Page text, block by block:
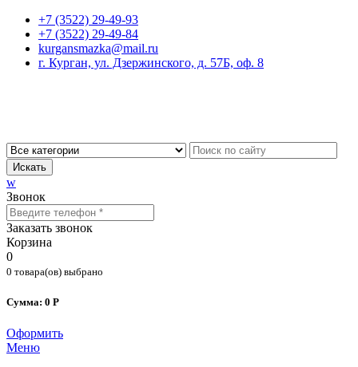
+7 (3522) 29-49-93
+7 (3522) 29-49-84
kurgansmazka@mail.ru
г. Курган, ул. Дзержинского, д. 57Б, оф. 8
Искать
w
Звонок
Заказать звонок
Корзина
0
0 товара(ов) выбрано
Сумма: 0 Р
Оформить
Меню